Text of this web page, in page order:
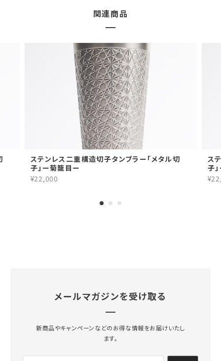
関連商品
ステンレス二重構造切子タンブラー「メタル切
子」ー菊籠目ー
¥22,000
ス
子
メールマガジンを受け取る
新商品やキャンペーンなどのお得な情報をお届けいたし
ます。